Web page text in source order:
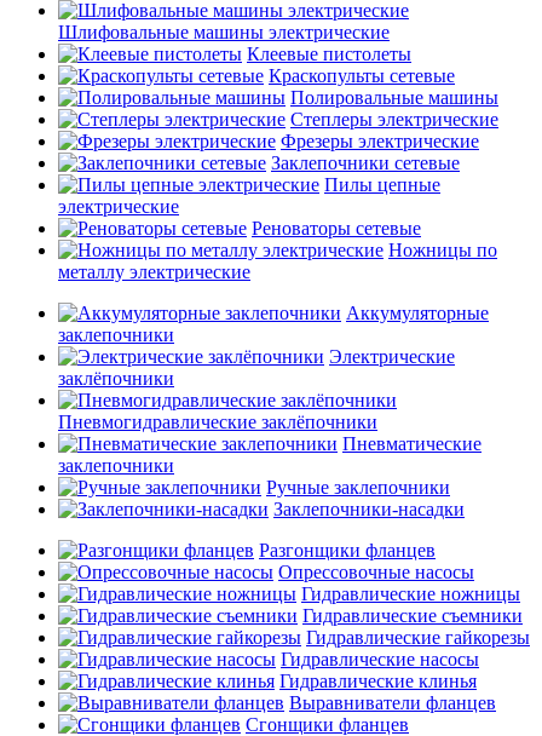
Шлифовальные машины электрические
Клеевые пистолеты
Краскопульты сетевые
Полировальные машины
Степлеры электрические
Фрезеры электрические
Заклепочники сетевые
Пилы цепные
электрические
Реноваторы сетевые
Ножницы по
металлу электрические
Аккумуляторные
заклепочники
Электрические
заклёпочники
Пневмогидравлические заклёпочники
Пневматические
заклепочники
Ручные заклепочники
Заклепочники-насадки
Разгонщики фланцев
Опрессовочные насосы
Гидравлические ножницы
Гидравлические съемники
Гидравлические гайкорезы
Гидравлические насосы
Гидравлические клинья
Выравниватели фланцев
Сгонщики фланцев